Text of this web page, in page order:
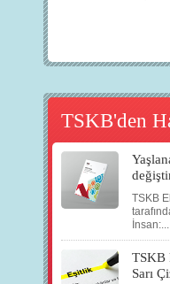
TSKB'den
TSKB
İnsan:...
TSKB
Sarı